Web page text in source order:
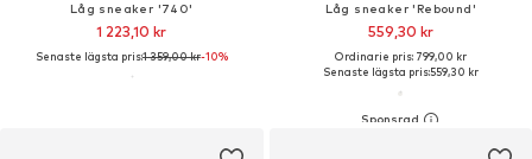
Låg sneaker '740'
1 223,10 kr
Senaste lägsta pris:1 359,00 kr-10%
Låg sneaker 'Rebound'
559,30 kr
Ordinarie pris: 799,00 kr
Senaste lägsta pris:559,30 kr